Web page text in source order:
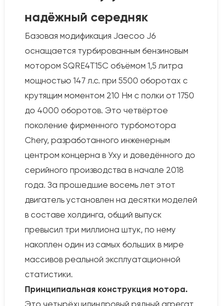
надёжный середняк
Базовая модификация Jaecoo J6
оснащается турбированным бензиновым
мотором SQRE4T15C объёмом 1,5 литра
мощностью 147 л.с. при 5500 оборотах с
крутящим моментом 210 Нм с полки от 1750
до 4000 оборотов. Это четвёртое
поколение фирменного турбомотора
Chery, разработанного инженерным
центром концерна в Уху и доведённого до
серийного производства в начале 2018
года. За прошедшие восемь лет этот
двигатель установлен на десятки моделей
в составе холдинга, общий выпуск
превысил три миллиона штук, по нему
накоплен один из самых больших в мире
массивов реальной эксплуатационной
статистики.
Принципиальная конструкция мотора.
Это четырёхцилиндровый рядный агрегат